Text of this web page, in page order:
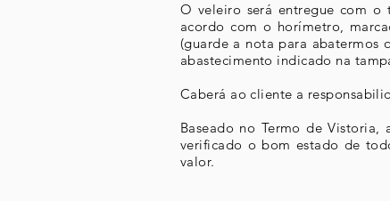
O veleiro será entregue com o
acordo com o horímetro,
(guarde a nota para abatermos
abastecimento indicado na
Caberá ao cliente a
Baseado no Termo de Vistoria,
verificado o bom estado de
valor.